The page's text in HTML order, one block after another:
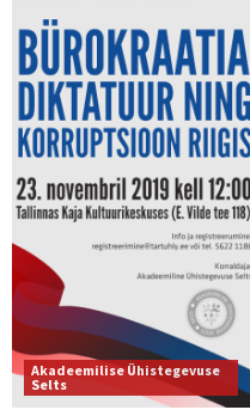
Akadeemilise Ühistegevuse
Selts